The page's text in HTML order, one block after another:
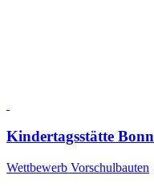
Kindertagsstätte Bonn
Wettbewerb Vorschulbauten